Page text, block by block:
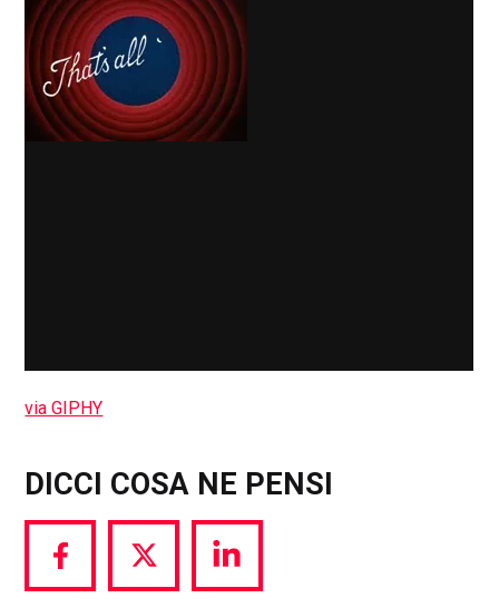
via GIPHY
DICCI COSA NE PENSI
Share
via
Share
via
Share
via